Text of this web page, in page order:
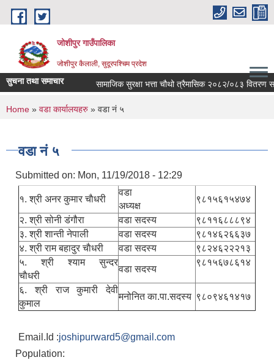
Skip to main content
जोशीपुर गाउँपालिका
जोशीपुर कैलाली, सुदूरपश्चिम प्रदेश
सुचना तथा समाचार सामाजिक सुरक्षा भत्ता चौथो त्रैमासिक २०८२/०८३ वितरण
You are here
Home » वडा कार्यालयहरु » वडा नं ५
वडा नं ५
Submitted on: Mon, 11/19/2018 - 12:29
१. श्री अनर कुमार चाैधरी
वडा
अध्यक्ष
९८१५६१५४७४
२. श्री सोनी डंगौरा
वडा सदस्य
९८११६८८८९४
३. श्री शान्ती नेपाली
वडा सदस्य
९८१४६२६६३७
४. श्री राम बहादुर चाैधरी
वडा सदस्य
९८२४६२२२१३
५. श्री श्याम सुन्दर
चाैधरी
वडा सदस्य
९८१५६७८६१४
६. श्री राज कुमारी देवी
कुमाल
मनोनित का.पा.सदस्य ९८०९४६१४१७
Email.Id :joshipurward5@gmail.com
Population: